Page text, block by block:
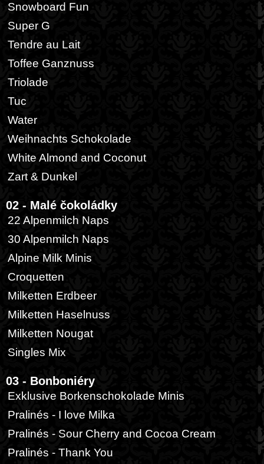
Snowboard Fun
Super G
Tendre au Lait
Toffee Ganznuss
Triolade
Tuc
Water
Weihnachts Schokolade
White Almond and Coconut
Zart & Dunkel
02 - Malé čokoládky
22 Alpenmilch Naps
30 Alpenmilch Naps
Alpine Milk Minis
Croquetten
Milketten Erdbeer
Milketten Haselnuss
Milketten Nougat
Singles Mix
03 - Bonboniéry
Exklusive Borkenschokolade Minis
Pralinés - I love Milka
Pralinés - Sour Cherry and Cocoa Cream
Pralinés - Thank You